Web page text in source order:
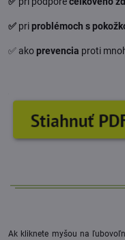
✅ priproblémoch s
✅ akoprevencia proti
Ak kliknete myšou na